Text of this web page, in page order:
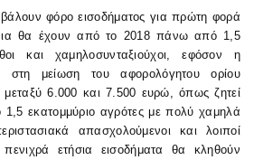
φόρο εισοδήματος για πρώτη φορά
θα έχουν από το 2018 πάνω από 1,5
και χαμηλοσυνταξιούχοι, εφόσον η
στη μείωση του αφορολόγητου ορίου
μεταξύ 6.000 και 7.500 ευρώ, όπως ζητεί
εκατομμύριο αγρότες με πολύ χαμηλά
απασχολούμενοι και λοιποί
ετήσια εισοδήματα θα κληθούν